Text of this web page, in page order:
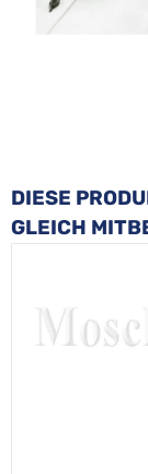
Produktgalerie
DIESE
GLEICH